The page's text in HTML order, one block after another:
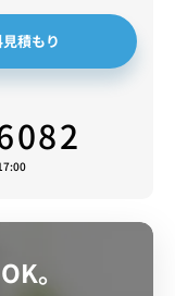
積もり
。